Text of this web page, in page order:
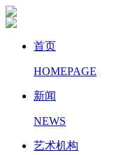
首页
HOMEPAGE
新闻
NEWS
艺术机构